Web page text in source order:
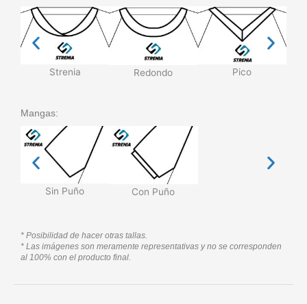
Strenia Redondo Pico
Mangas:
Sin Puño Con Puño
* Posibilidad de hacer otras tallas.
* Las imágenes son meramente representativas y no se corresponden
al 100% con el producto final.